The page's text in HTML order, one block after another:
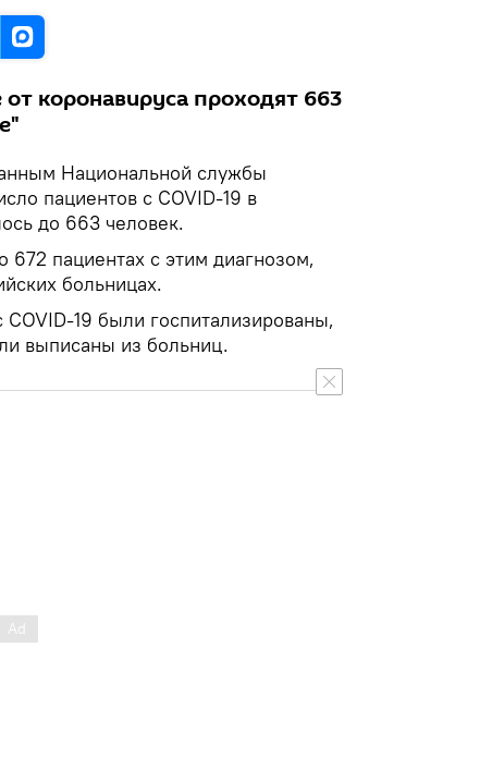
коронавируса проходят 663
Национальной службы
пациентов с COVID-19 в
до 663 человек.
672 пациентах с этим диагнозом,
больницах.
19 были госпитализированы,
выписаны из больниц.